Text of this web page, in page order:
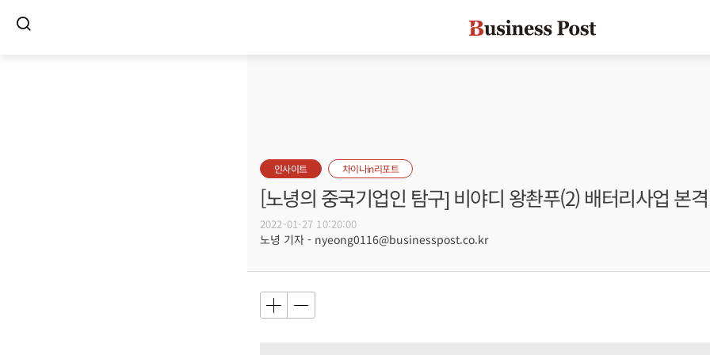
인사이트 차이나in리포트
[노녕의 중국기업인 탐구] 비야디 왕촨푸(2) 배터리사업 본
2022-01-27 10:20:00
노녕 기자 - nyeong0116@businesspost.co.kr